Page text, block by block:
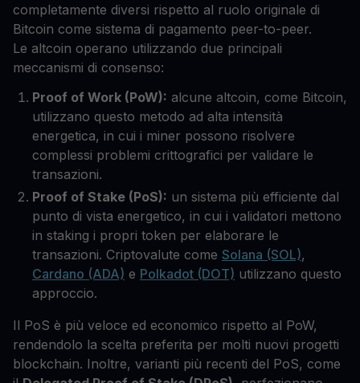
completamente diversi rispetto al ruolo originale di
Bitcoin come sistema di pagamento peer-to-peer.
Le altcoin operano utilizzando due principali
meccanismi di consenso:
Proof of Work (PoW): alcune altcoin, come Bitcoin,
utilizzano questo metodo ad alta intensità
energetica, in cui i miner possono risolvere
complessi problemi crittografici per validare le
transazioni.
Proof of Stake (PoS): un sistema più efficiente dal
punto di vista energetico, in cui i validatori mettono
in staking i propri token per elaborare le
transazioni. Criptovalute come Solana (SOL),
Cardano (ADA) e Polkadot (DOT) utilizzano questo
approccio.
Il PoS è più veloce ed economico rispetto al PoW,
rendendolo la scelta preferita per molti nuovi progetti
blockchain. Inoltre, varianti più recenti del PoS, come